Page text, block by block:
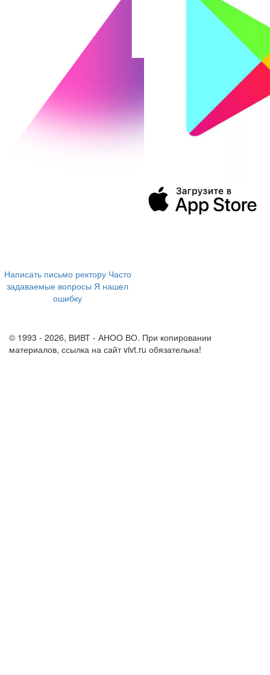
Написать письмо ректору Часто
задаваемые вопросы Я нашел
ошибку
© 1993 - 2026, ВИВТ - АНОО ВО. При копировании
материалов, ссылка на сайт vivt.ru обязательна!